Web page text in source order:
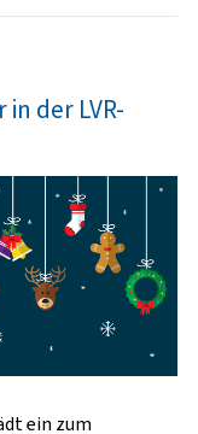
der LVR-
ein zum